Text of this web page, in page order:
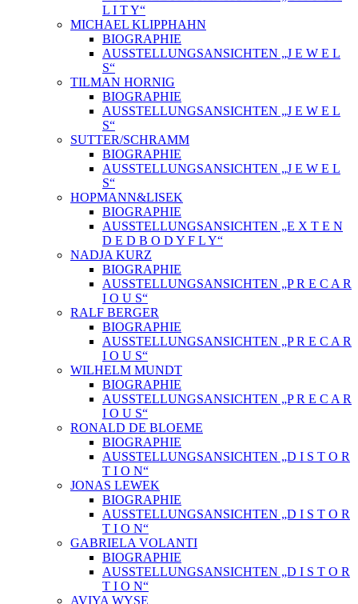
L I T Y“
MICHAEL KLIPPHAHN
BIOGRAPHIE
AUSSTELLUNGSANSICHTEN „J E W E L
S“
TILMAN HORNIG
BIOGRAPHIE
AUSSTELLUNGSANSICHTEN „J E W E L
S“
SUTTER/SCHRAMM
BIOGRAPHIE
AUSSTELLUNGSANSICHTEN „J E W E L
S“
HOPMANN&LISEK
BIOGRAPHIE
AUSSTELLUNGSANSICHTEN „E X T E N
D E D B O D Y F L Y“
NADJA KURZ
BIOGRAPHIE
AUSSTELLUNGSANSICHTEN „P R E C A R
I O U S“
RALF BERGER
BIOGRAPHIE
AUSSTELLUNGSANSICHTEN „P R E C A R
I O U S“
WILHELM MUNDT
BIOGRAPHIE
AUSSTELLUNGSANSICHTEN „P R E C A R
I O U S“
RONALD DE BLOEME
BIOGRAPHIE
AUSSTELLUNGSANSICHTEN „D I S T O R
T I O N“
JONAS LEWEK
BIOGRAPHIE
AUSSTELLUNGSANSICHTEN „D I S T O R
T I O N“
GABRIELA VOLANTI
BIOGRAPHIE
AUSSTELLUNGSANSICHTEN „D I S T O R
T I O N“
AVIYA WYSE